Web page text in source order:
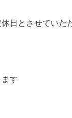
日とさせていた
す